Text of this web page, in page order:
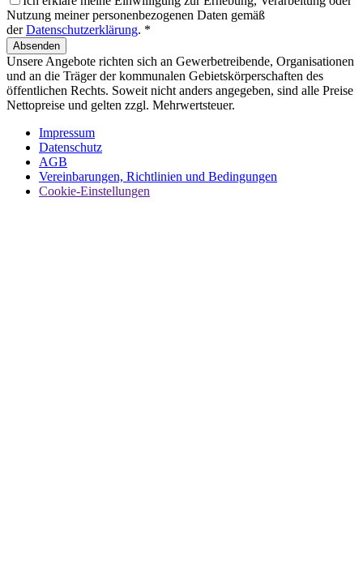
Nutzung meiner personenbezogenen Daten gemäß
derDatenschutzerklärung. *
Absenden
Unsere Angebote richten sich an Gewerbetreibende, Organisationen
und an die Träger der kommunalen Gebietskörperschaften des
öffentlichen Rechts. Soweit nicht anders angegeben, sind alle Preise
Nettopreise und gelten zzgl. Mehrwertsteuer.
Impressum
Datenschutz
AGB
Vereinbarungen, Richtlinien und Bedingungen
Cookie-Einstellungen